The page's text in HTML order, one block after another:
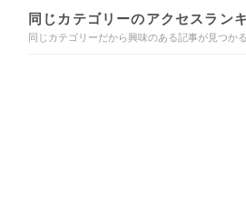
同じカテゴリーのアクセスラン
同じカテゴリーだから興味のある記事が見つかる